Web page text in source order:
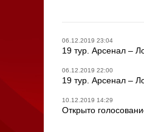
06.12.2019 23:04
19 тур. Арсенал –
06.12.2019 22:00
19 тур. Арсенал –
10.12.2019 14:29
Открыто